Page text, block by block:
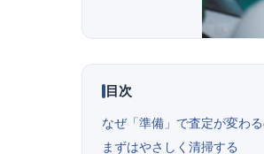
目次
なぜ「準備」で査定が変わ
まずはやさしく清掃する